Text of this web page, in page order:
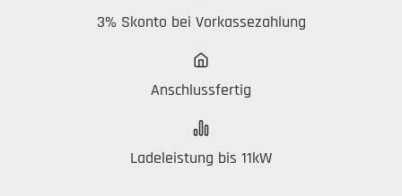
3% Skonto bei Vorkassezahlung
Anschlussfertig
Ladeleistung bis 11kW